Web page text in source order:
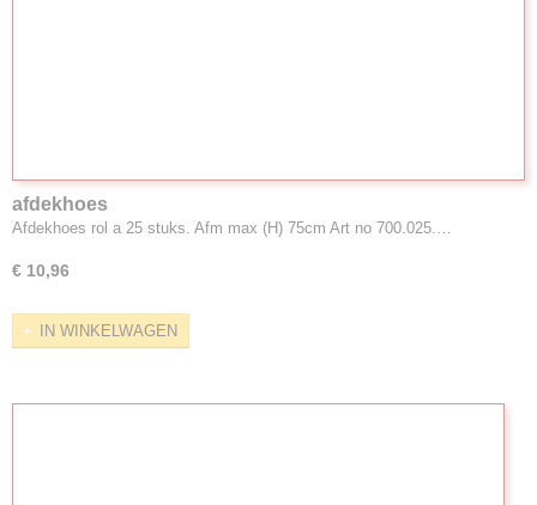
afdekhoes
Afdekhoes rol a 25 stuks. Afm max (H) 75cm Art no 700.025.…
€ 10,96
IN WINKELWAGEN